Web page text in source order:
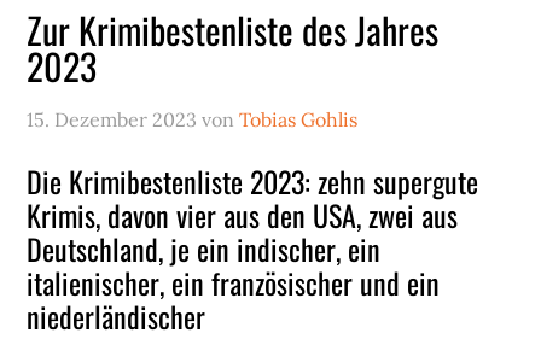
Zur Krimibestenliste des Jahres
2023
15. Dezember 2023 vonTobias Gohlis
Die Krimibestenliste 2023: zehn supergute
Krimis, davon vier aus den USA, zwei aus
Deutschland, je ein indischer, ein
italienischer, ein französischer und ein
niederländischer